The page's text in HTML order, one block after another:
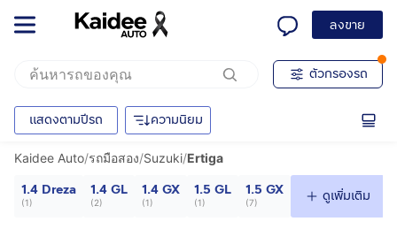
ลงขาย
ตัวกรองรถ
แสดงตามปีรถ ความนิยม
Kaidee Auto/รถมือสอง/Suzuki/Ertiga
1.4 Dreza
(1)
1.4 GL
(2)
1.4 GX
(1)
1.5 GL
(1)
1.5 GX
(7) ดูเพิ่มเติม